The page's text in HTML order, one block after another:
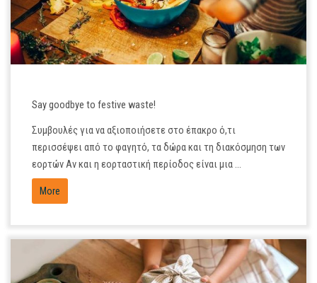
DEC
Say goodbye to festive waste!
Συμβουλές για να αξιοποιήσετε στο έπακρο ό,τι
περισσέψει από το φαγητό, τα δώρα και τη διακόσμηση των
εορτών Αν και η εορταστική περίοδος είναι μια ...
More